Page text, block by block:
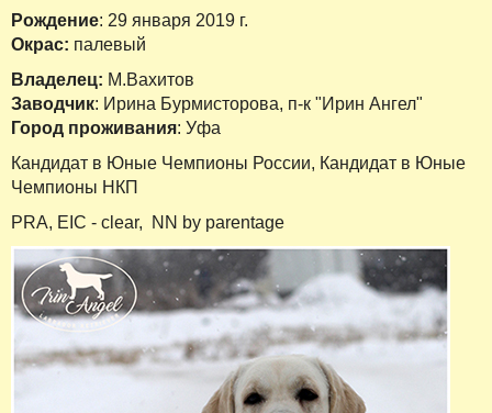
Рождение: 29 января 2019 г.
Окрас: палевый
Владелец: М.Вахитов
Заводчик: Ирина Бурмисторова, п-к "Ирин Ангел"
Город проживания: Уфа
Кандидат в Юные Чемпионы России, Кандидат в Юные
Чемпионы НКП
PRA, EIC - clear, NN by parentage